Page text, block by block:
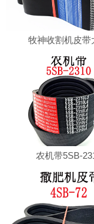
牧神收割机皮带
农机带5SB-